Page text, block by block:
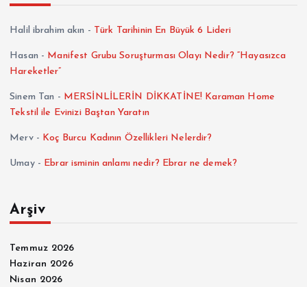
Halil ibrahim akın - Türk Tarihinin En Büyük 6 Lideri
Hasan - Manifest Grubu Soruşturması Olayı Nedir? “Hayasızca
Hareketler”
Sinem Tan - MERSİNLİLERİN DİKKATİNE! Karaman Home
Tekstil ile Evinizi Baştan Yaratın
Merv- Koç Burcu Kadının Özellikleri Nelerdir?
Umay- Ebrar isminin anlamı nedir? Ebrar ne demek?
Arşiv
Temmuz 2026
Haziran 2026
Nisan 2026